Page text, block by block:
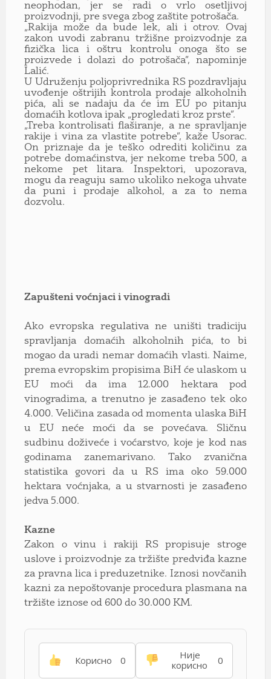
neophodan, jer se radi o vrlo osetljivoj
proizvodnji, pre svega zbog zaštite potrošača.
„Rakija može da bude lek, ali i otrov. Ovaj
zakon uvodi zabranu tržišne proizvodnje za
fizička lica i oštru kontrolu onoga što se
proizvede i dolazi do potrošača”, napominje
Lalić.
U Udruženju poljoprivrednika RS pozdravljaju
uvođenje oštrijih kontrola prodaje alkoholnih
pića, ali se nadaju da će im EU po pitanju
domaćih kotlova ipak „progledati kroz prste”.
„Treba kontrolisati flaširanje, a ne spravljanje
rakije i vina za vlastite potrebe”, kaže Usorac.
On priznaje da je teško odrediti količinu za
potrebe domaćinstva, jer nekome treba 500, a
nekome pet litara. Inspektori, upozorava,
mogu da reaguju samo ukoliko nekoga uhvate
da puni i prodaje alkohol, a za to nema
dozvolu.
Zapušteni voćnjaci i vinogradi
Ako evropska regulativa ne uništi tradiciju
spravljanja domaćih alkoholnih pića, to bi
mogao da uradi nemar domaćih vlasti. Naime,
prema evropskim propisima BiH će ulaskom u
EU moći da ima 12.000 hektara pod
vinogradima, a trenutno je zasađeno tek oko
4.000. Veličina zasada od momenta ulaska BiH
u EU neće moći da se povećava. Sličnu
sudbinu doživeće i voćarstvo, koje je kod nas
godinama zanemarivano. Tako zvanična
statistika govori da u RS ima oko 59.000
hektara voćnjaka, a u stvarnosti je zasađeno
jedva 5.000.
Kazne
Zakon o vinu i rakiji RS propisuje stroge
uslove i proizvodnje za tržište predviđa kazne
za pravna lica i preduzetnike. Iznosi novčanih
kazni za nepoštovanje procedura plasmana na
tržište iznose od 600 do 30.000 KM.
Корисно 0
Није
корисно
0